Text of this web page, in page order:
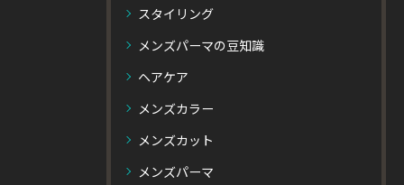
スタイリング
メンズパーマの豆知識
ヘアケア
メンズカラー
メンズカット
メンズパーマ